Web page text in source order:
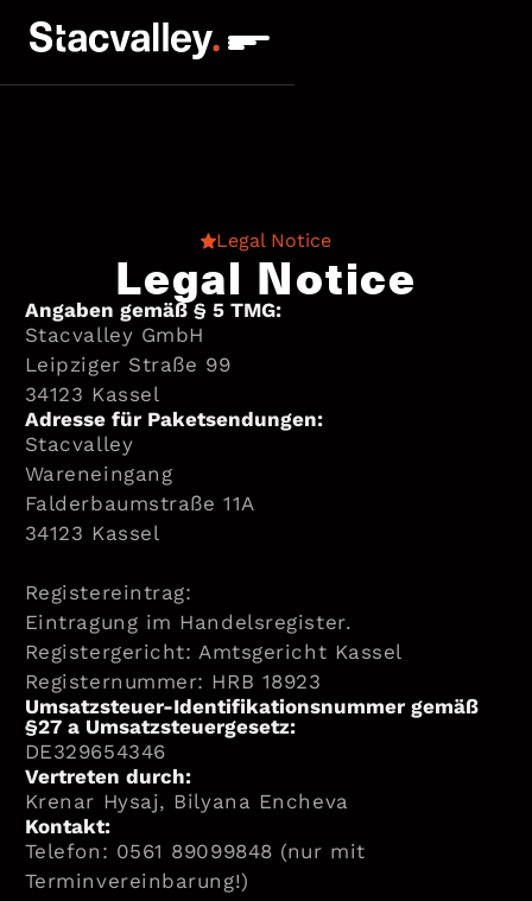
Legal Notice
Legal Notice
Angaben gemäß § 5 TMG:
Stacvalley GmbH
Leipziger Straße 99
34123 Kassel
Adresse für Paketsendungen:
Stacvalley
Wareneingang
Falderbaumstraße 11A
34123 Kassel
Registereintrag:
Eintragung im Handelsregister.
Registergericht: Amtsgericht Kassel
Registernummer: HRB 18923
Umsatzsteuer-Identifikationsnummer gemäß
§27 a Umsatzsteuergesetz:
DE329654346
Vertreten durch:
Krenar Hysaj, Bilyana Encheva
Kontakt:
Telefon: 0561 89099848 (nur mit
Terminvereinbarung!)